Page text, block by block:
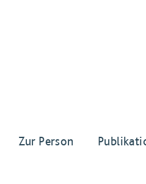
Zur Person